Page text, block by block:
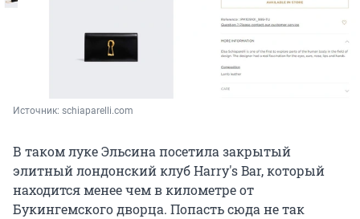
Источник: schiaparelli.com
В таком луке Эльсина посетила закрытый
элитный лондонский клуб Harry's Bar, который
находится менее чем в километре от
Букингемского дворца. Попасть сюда не так